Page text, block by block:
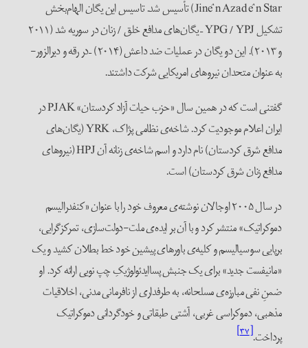
Jinên Azad ên Star) تأسیس شد. تاسیس این یگان الهام‌بخش
تشکیل YPG / YPJ – یگان‌های مدافع خلق / زنان در سوریه شد (۲۰۱۱
و ۲۰۱۳). این دو یگان در عملیات ضد داعش (۲۰۱۴) –در رقه و دیرالزور-
به عنوان متحدان نیروهای امریکایی شرکت داشتند.
گفتنی است که در همین سال «حزب حیات آزاد کردستان» PJAK در
ایران اعلام موجودیت کرد. شاخه‌ی نظامی پژاک، YRK (یگان‌های
مدافع شرق کردستان) نام دارد و اسم شاخه‌ی زنانه آن HPJ (نیروهای
مدافع زنان شرق کردستان) است.
در سال ۲۰۰۵ اوجالان نوشته‌ی معروف خود را با عنوان «کنفدرالیسم
دموکراتیک» منتشر کرد و با آن بر ایده‌ی ملت-دولت‌سازی، تمرکزگرایی،
برپایی سوسیالیسم و کلیه‌ی باورهای پیشین خود خط بطلان کشید و یک
«مانیفست جدید» برای یک جنبش پساایدئولوژیکِ چپ نویی ارائه کرد. او
ضمنِ نفی مبارزه‌ی مسلحانه، به طرفداری از نافرمانی مدنی، اخلاقیات
مذهبی، دموکراسی غربی، آشتی طبقاتی و خودگردانی دموکراتیک
پرداخت.[۳۷]